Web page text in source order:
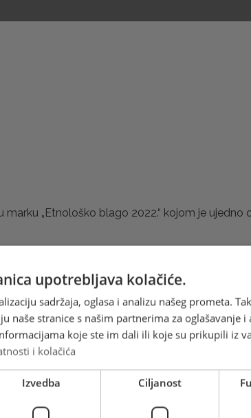
„Etnološko blago 2022.“ kojom je ujedno
koji se izrađivao od finijeg sukna i
koji čuva leđa. Rijetki su izvorni primjerci
izvorni primjerak džoke jest raznobojni gajtan
starodrevnog Društva svetog Ante
mnogobrojnih društvenih, kulturnih i
godina od obnovljenja, kroz obnovljeno
Hrvata na ovim prostorima.
prvog pečata Društva, štit u kojem je križ i
upotrebljava kolačiće.
sadržaja, oglasa i analizu našeg prometa.
naše stranice s našim partnerima za oglašavanje
koje ste im dali ili koje su prikupili iz
i kolačića
Izvedba Ciljanost